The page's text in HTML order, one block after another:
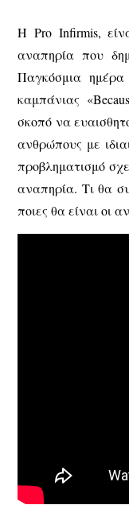
Η Pro Infirmis,
αναπηρία που
Παγκόσμια
καμπάνιας
σκοπό να
ανθρώπους με
προβληματισμό
αναπηρία. Τι θα
ποιες θα είναι οι